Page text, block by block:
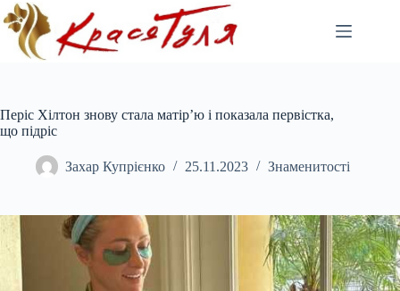
Перейти
до
вмісту
Періс Хілтон знову стала матір’ю і показала первістка,
що підріс
Захар Купрієнко 25.11.2023 Знаменитості